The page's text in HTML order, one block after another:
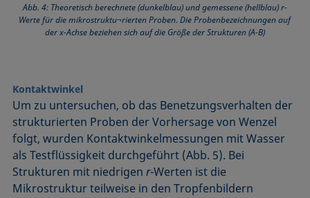
Abb. 4: Theoretisch berechnete (dunkelblau) und gemessene (hellblau) r-
Werte für die mikrostruktu¬rierten Proben. Die Probenbezeichnungen auf
der x-Achse beziehen sich auf die Größe der Strukturen (A-B)
Kontaktwinkel
Um zu untersuchen, ob das Benetzungsverhalten der
strukturierten Proben der Vorhersage von Wenzel
folgt, wurden Kontaktwinkelmessungen mit Wasser
als Testflüssigkeit durchgeführt (Abb. 5). Bei
Strukturen mit niedrigenr-Werten ist die
Mikrostruktur teilweise in den Tropfenbildern